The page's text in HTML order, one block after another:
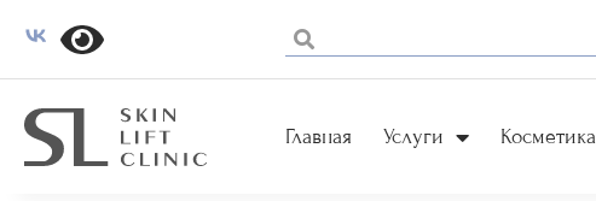
Главная Услуги Косметика